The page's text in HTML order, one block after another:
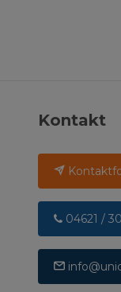
Kontakt
04621 /